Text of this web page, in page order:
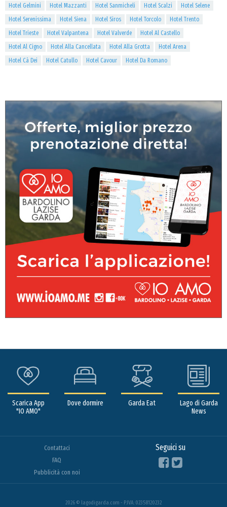
Hotel Gelmini
Hotel Mazzanti Hotel Sanmicheli Hotel Scalzi
Hotel Selene
Hotel Serenissima
Hotel Siena Hotel Siros Hotel Torcolo
Hotel Trento
Hotel Trieste
Hotel Valpantena Hotel Valverde
Hotel Al Castello
Hotel Al Cigno
Hotel Alla Cancellata Hotel Alla Grotta
Hotel Arena
Hotel Cà Dei
Hotel Catullo Hotel Cavour Hotel Da Romano
Scarica App
"IO AMO"
Dove dormire Garda Eat
Lago di Garda
News
Contattaci
FAQ
Pubblicità con noi
Seguici su
2026 © lagodigarda.com - P.IVA: 02358120232